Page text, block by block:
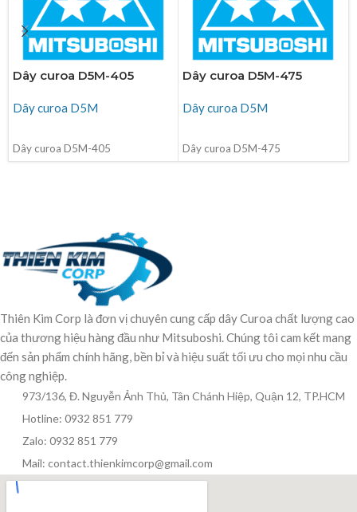
Dây curoa D5M-405
Dây curoa D5M
Dây curoa D5M-405
Dây curoa D5M-475
Dây curoa D5M
Dây curoa D5M-475
Thiên Kim Corp là đơn vị chuyên cung cấp dây Curoa chất lượng cao
của thương hiệu hàng đầu như Mitsuboshi. Chúng tôi cam kết mang
đến sản phẩm chính hãng, bền bỉ và hiệu suất tối ưu cho mọi nhu cầu
công nghiệp.
973/136, Đ. Nguyễn Ảnh Thủ, Tân Chánh Hiệp, Quận 12, TP.HCM
Hotline: 0932 851 779
Zalo: 0932 851 779
Mail: contact.thienkimcorp@gmail.com